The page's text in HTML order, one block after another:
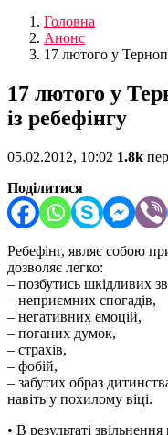
Головна
Анонс
17 лютого у
17 лютого у
із ребефінгу
05.02.2012, 10:02 1.8k
Поділитися
Ребефінг, являє собою
дозволяє легко:
– позбутись шкідливих
– неприємних спогадів,
– негативних емоцій,
– поганих думок,
– страхів,
– фобій,
– забутих образ
навіть у похилому віці.
• В результаті